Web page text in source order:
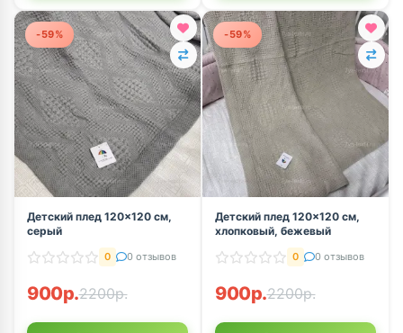
-59%
Детский плед 120×120 см,
серый
0 0 отзывов
900р.2200р.
-59%
Детский плед 120×120 см,
хлопковый, бежевый
0 0 отзывов
900р.2200р.